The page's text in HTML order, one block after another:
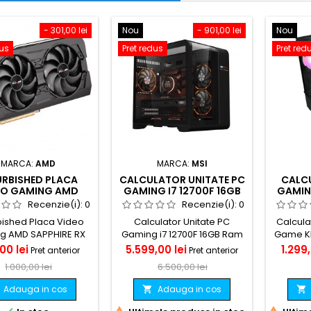
- 301,00 lei
MARCA: AMD
PLACA
GAMING AMD
RX 5700 PULSE
8GB GDDR6
Recenzie(i): 0
Placa Video
AMD SAPPHIRE RX
&amp; BE 8GB
leiPret anteriorPret
1.000,00 lei
Adauga in cos
- 901,00 lei
Nou
Pret redus
MARCA: MSI
CALCULATOR UNITATE PC
GAMING I7 12700F 16GB
RAM G.SKILL TRIDENTZ
RGB SSD M.2 NVME WD
1TB RACIRE LICHIDA ARGB
RTX 5060TI 8GB
Recenzie(i): 0
Calculator Unitate PC
Gaming i7 12700F 16GB Ram
G.Skill Tridentz Rgb SSD M.2
NVMe WD 1TB, racire lichida
aRGB RTX 5060TI 8GB GDDR7
Pret
5.599,00 leiPret anteriorPret
6.500,00 lei
 Adauga in cos
Nou
Pret
I5
GTX
Game
ram,
Pret
